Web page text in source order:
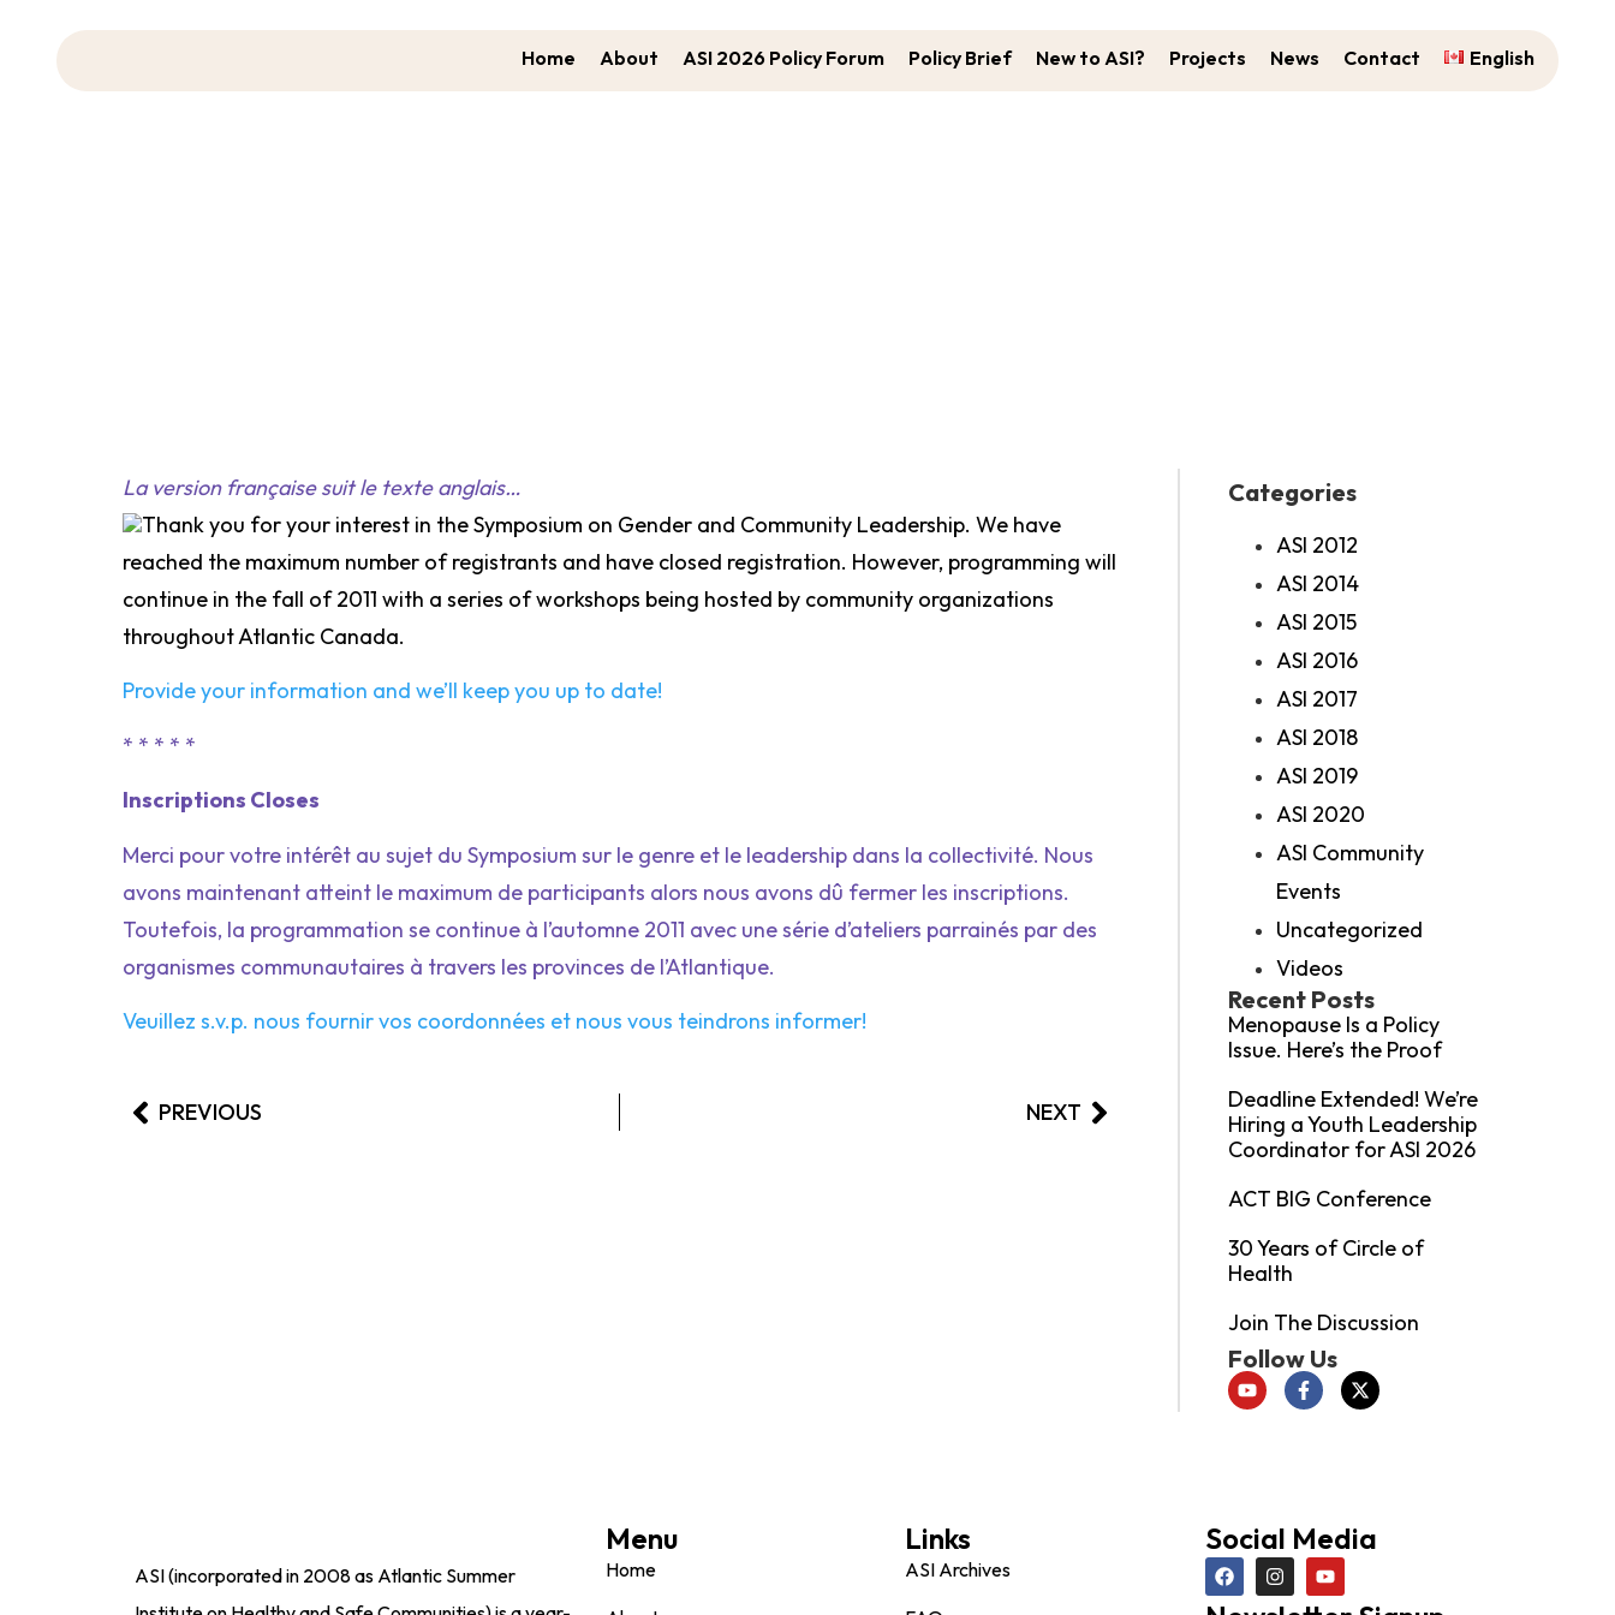
Home About ASI 2026 Policy Forum Policy Brief New to ASI? Projects News Contact English
La version française suit le texte anglais…
Thank you for your interest in the Symposium on Gender and Community Leadership. We have
reached the maximum number of registrants and have closed registration. However, programming will
continue in the fall of 2011 with a series of workshops being hosted by community organizations
throughout Atlantic Canada.
Provide your information and we’ll keep you up to date!
* * * * *
Inscriptions Closes
Merci pour votre intérêt au sujet du Symposium sur le genre et le leadership dans la collectivité. Nous
avons maintenant atteint le maximum de participants alors nous avons dû fermer les inscriptions.
Toutefois, la programmation se continue à l’automne 2011 avec une série d’ateliers parrainés par des
organismes communautaires à travers les provinces de l’Atlantique.
Veuillez s.v.p. nous fournir vos coordonnées et nous vous teindrons informer!
PREVIOUS NEXT
Categories
ASI 2012
ASI 2014
ASI 2015
ASI 2016
ASI 2017
ASI 2018
ASI 2019
ASI 2020
ASI Community
Events
Uncategorized
Videos
Recent Posts
Menopause Is a Policy
Issue. Here’s the Proof
Deadline Extended! We’re
Hiring a Youth Leadership
Coordinator for ASI 2026
ACT BIG Conference
30 Years of Circle of
Health
Join The Discussion
Follow Us
ASI (incorporated in 2008 as Atlantic Summer
Menu
Home
Links
ASI Archives
Social Media